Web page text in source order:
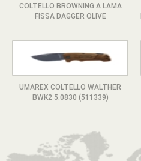
COLTELLO BROWNING A LAMA
FISSA DAGGER OLIVE
UMAREX COLTELLO WALTHER
BWK2 5.0830 (511339)